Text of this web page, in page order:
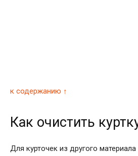
к содержанию ↑
Как очистить
Для курточек из другого